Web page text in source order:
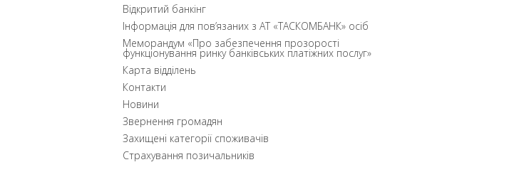
Відкритий банкінг
Інформація для пов’язаних з АТ «ТАСКОМБАНК» осіб
Меморандум «Про забезпечення прозорості
функціонування ринку банківських платіжних послуг»
Карта відділень
Контакти
Новини
Звернення громадян
Захищені категорії споживачів
Страхування позичальників